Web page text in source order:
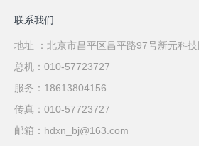
联系我们
地址 ：北京市昌平区昌平路97号新元科
总机：010-57723727
服务：18613804156
传真：010-57723727
邮箱：hdxn_bj@163.com